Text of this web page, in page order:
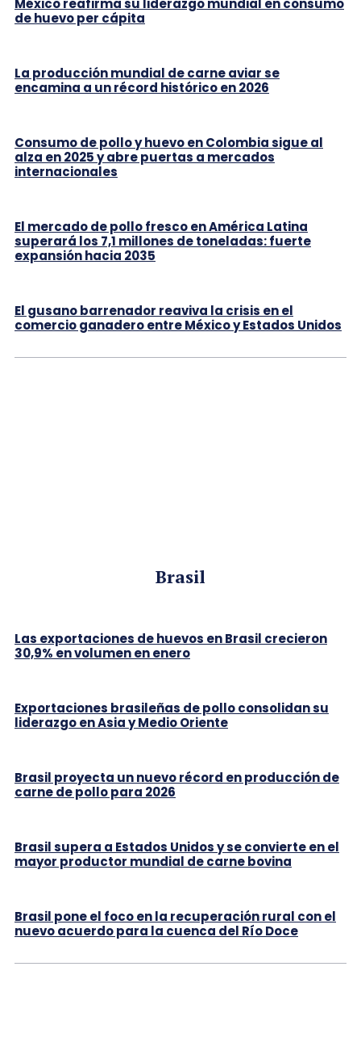
México reafirma su liderazgo mundial en consumo
de huevo per cápita
La producción mundial de carne aviar se
encamina a un récord histórico en 2026
Consumo de pollo y huevo en Colombia sigue al
alza en 2025 y abre puertas a mercados
internacionales
El mercado de pollo fresco en América Latina
superará los 7,1 millones de toneladas: fuerte
expansión hacia 2035
El gusano barrenador reaviva la crisis en el
comercio ganadero entre México y Estados Unidos
Brasil
Las exportaciones de huevos en Brasil crecieron
30,9% en volumen en enero
Exportaciones brasileñas de pollo consolidan su
liderazgo en Asia y Medio Oriente
Brasil proyecta un nuevo récord en producción de
carne de pollo para 2026
Brasil supera a Estados Unidos y se convierte en el
mayor productor mundial de carne bovina
Brasil pone el foco en la recuperación rural con el
nuevo acuerdo para la cuenca del Río Doce